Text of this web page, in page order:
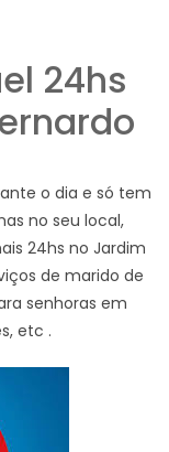
24hs
o dia e só tem
no seu local,
24hs no Jardim
de marido de
senhoras em
etc .